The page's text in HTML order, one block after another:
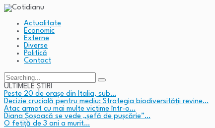
Actualitate
Economic
Externe
Diverse
Politică
Contact
Search
for:
ULTIMELE ȘTIRI
Peste 20 de orașe din Italia, sub…
Decizie crucială pentru mediu: Strategia biodiversității revine…
Atac armat cu mai multe victime într-o…
Diana Șoșoacă se vede „șefă de pușcărie”…
O fetiță de 3 ani a murit…